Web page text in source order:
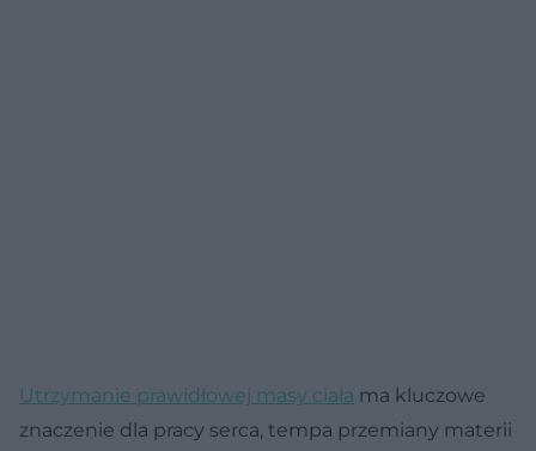
Utrzymanie prawidłowej masy ciała ma kluczowe
znaczenie dla pracy serca, tempa przemiany materii